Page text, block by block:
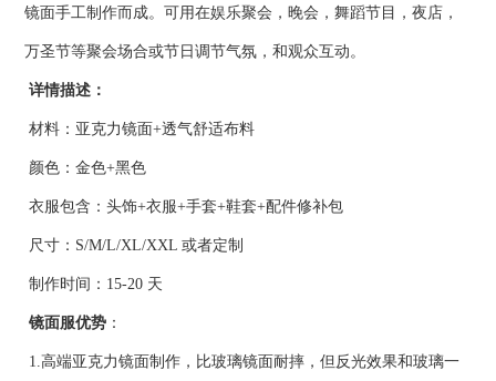
镜面手工制作而成。可用在娱乐聚会，晚会，舞蹈节目，夜店，
万圣节等聚会场合或节日调节气氛，和观众互动。
详情描述：
材料：亚克力镜面+透气舒适布料
颜色：金色+黑色
衣服包含：头饰+衣服+手套+鞋套+配件修补包
尺寸：S/M/L/XL/XXL 或者定制
制作时间：15-20 天
镜面服优势：
1.高端亚克力镜面制作，比玻璃镜面耐摔，但反光效果和玻璃一